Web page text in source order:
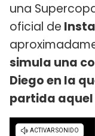
una
oficial de
simula una
Diego en la
partida aquel